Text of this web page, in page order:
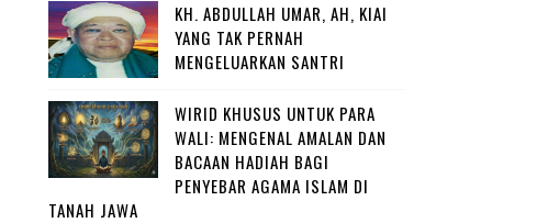
KH. ABDULLAH UMAR, AH, KIAI
YANG TAK PERNAH
MENGELUARKAN SANTRI
WIRID KHUSUS UNTUK PARA
WALI: MENGENAL AMALAN DAN
BACAAN HADIAH BAGI
PENYEBAR AGAMA ISLAM DI
TANAH JAWA